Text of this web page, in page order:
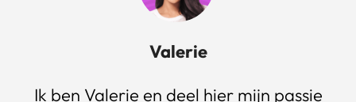
Valerie
Ik ben Valerie en deel hier mijn passie